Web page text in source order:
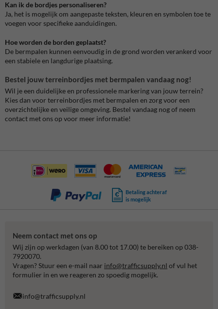
Kan ik de bordjes personaliseren?
Ja, het is mogelijk om aangepaste teksten, kleuren en symbolen toe te
voegen voor specifieke aanduidingen.
Hoe worden de borden geplaatst?
De bermpalen kunnen eenvoudig in de grond worden verankerd voor
een stabiele en langdurige plaatsing.
Bestel jouw terreinbordjes met bermpalen vandaag nog!
Wil je een duidelijke en professionele markering van jouw terrein?
Kies dan voor terreinbordjes met bermpalen en zorg voor een
overzichtelijke en veilige omgeving. Bestel vandaag nog of neem
contact met ons op voor meer informatie!
Betaling achteraf
is mogelijk
Neem contact met ons op
Wij zijn op werkdagen (van 8.00 tot 17.00) te bereiken op 038-
7920070.
Vragen? Stuur een e-mail naar info@trafficsupply.nl of vul het
formulier in en we reageren zo spoedig mogelijk.
info@trafficsupply.nl